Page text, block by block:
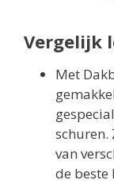
Vergelijk
Met
schuren.
van
de beste